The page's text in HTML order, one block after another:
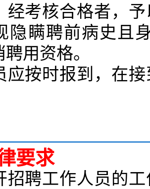
经考核合格者，
隐瞒聘前病史且
用资格。
应按时报到，在
要求
招聘工作人员的